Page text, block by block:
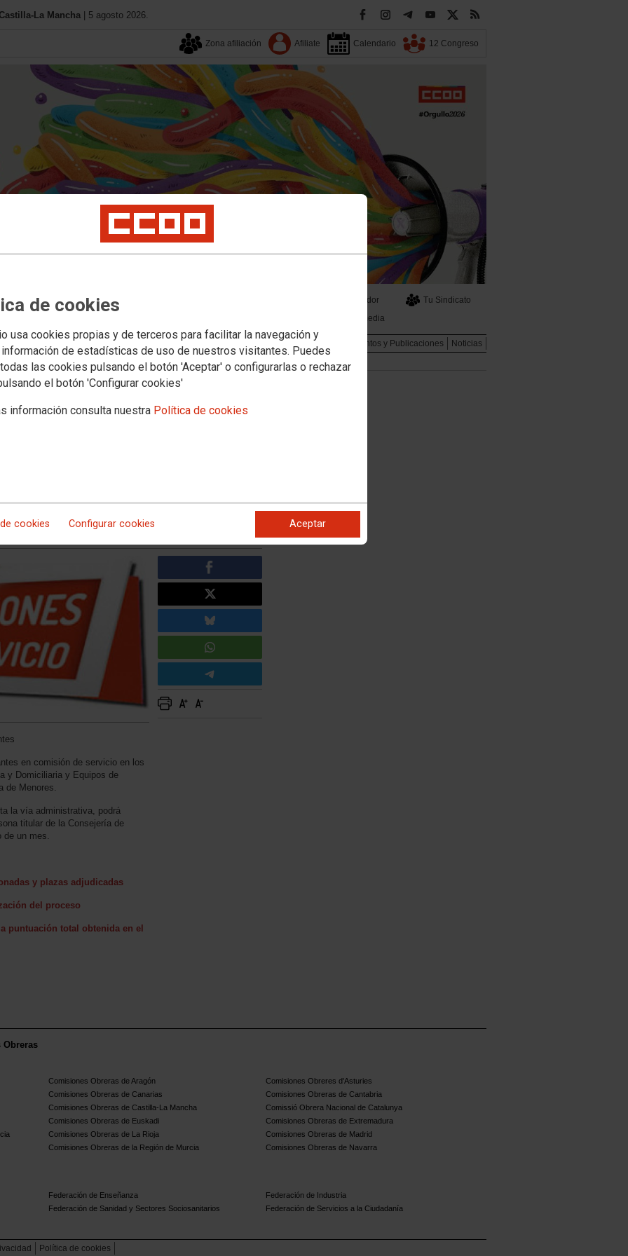
de cookies
usa cookies propias y de terceros para facilitar la navegación y
de estadísticas de uso de nuestros visitantes. Puedes
las cookies pulsando el botón 'Aceptar' o configurarlas o rechazar
el botón 'Configurar cookies'
información consulta nuestra Política de cookies
cookies Configurar cookies Aceptar
La Mancha | 5 agosto 2026.
Zona afiliación Afiliate Calendario 12 Congreso
Buscador
Tu Sindicato
Multimedia
Concertada Universidad Formacion Empleo Mujer e Igualdad Documentos y Publicaciones
Noticias
Equipos de Atención
y Domiciliaria (EAEHD) y
en Centros de
curso 2025/2026
en comisión de servicio en los
y Domiciliaria y Equipos de
de Menores.
la vía administrativa, podrá
titular de la Consejería de
de un mes.
y plazas adjudicadas
del proceso
puntuación total obtenida en el
Obreras
Comisiones Obreras de Aragón
Comisiones Obreres d'Asturies
Comisiones Obreras de Canarias
Comisiones Obreras de Cantabria
Comisiones Obreras de Castilla-La Mancha
Comissió Obrera Nacional de Catalunya
Comisiones Obreras de Euskadi
Comisiones Obreras de Extremadura
Comisiones Obreras de La Rioja
Comisiones Obreras de Madrid
Comisiones Obreras de la Región de Murcia
Comisiones Obreras de Navarra
Federación de Enseñanza
Federación de Industria
Federación de Sanidad y Sectores Sociosanitarios
Federación de Servicios a la Ciudadanía
Política de cookies